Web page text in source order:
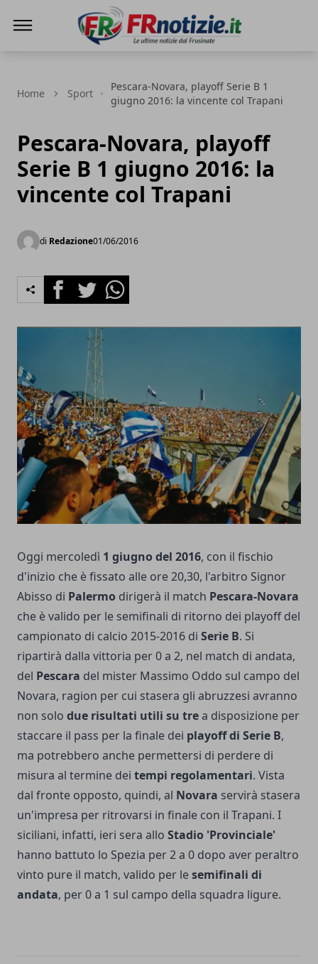
Home Sport
Pescara-Novara, playoff Serie B 1
giugno 2016: la vincente col Trapani
Pescara-Novara, playoff
Serie B 1 giugno 2016: la
vincente col Trapani
di Redazione01/06/2016
FacebookTwitterWhatsapp
Oggi mercoledì 1 giugno del 2016, con il fischio
d'inizio che è fissato alle ore 20,30, l'arbitro Signor
Abisso di Palermo dirigerà il match Pescara-Novara
che è valido per le semifinali di ritorno dei playoff del
campionato di calcio 2015-2016 di Serie B. Si
ripartirà dalla vittoria per 0 a 2, nel match di andata,
del Pescara del mister Massimo Oddo sul campo del
Novara, ragion per cui stasera gli abruzzesi avranno
non solo due risultati utili su trea disposizione per
staccare il pass per la finale dei playoff di Serie B,
ma potrebbero anche permettersi di perdere di
misura al termine dei tempi regolamentari. Vista
dal fronte opposto, quindi, al Novara servirà stasera
un'impresa per ritrovarsi in finale con il Trapani. I
siciliani, infatti, ieri sera allo Stadio 'Provinciale'
hanno battuto lo Spezia per 2 a 0 dopo aver peraltro
vinto pure il match, valido per lesemifinali di
andata, per 0 a 1 sul campo della squadra ligure.